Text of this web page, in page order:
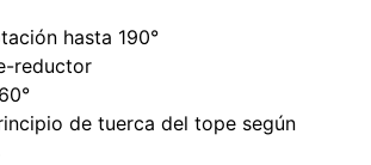
hasta 190°
reductor
de tuerca del tope según